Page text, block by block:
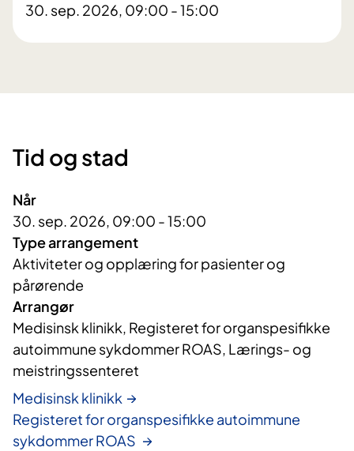
30. sep. 2026, 09:00 - 15:00
Tid og stad
Når
30. sep. 2026, 09:00 - 15:00
Type arrangement
Aktiviteter og opplæring for pasienter og
pårørende
Arrangør
Medisinsk klinikk, Registeret for organspesifikke
autoimmune sykdommer ROAS, Lærings- og
meistringssenteret
Medisinsk klinikk
Registeret for organspesifikke autoimmune
sykdommer ROAS